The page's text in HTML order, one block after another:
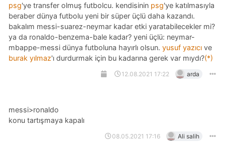
psg'ye transfer olmuş futbolcu. kendisinin psg'ye katılmasıyla
beraber dünya futbolu yeni bir süper üçlü daha kazandı.
bakalım messi-suarez-neymar kadar etki yaratabilecekler mi?
ya da ronaldo-benzema-bale kadar? yeni üçlü: neymar-
mbappe-messi dünya futboluna hayırlı olsun. yusuf yazıcı ve
burak yılmaz'ı durdurmak için bu kadarına gerek var mıydı?(*)
12.08.2021 17:22 arda
messi>ronaldo
konu tartışmaya kapalı
08.05.2021 17:16 Ali salih